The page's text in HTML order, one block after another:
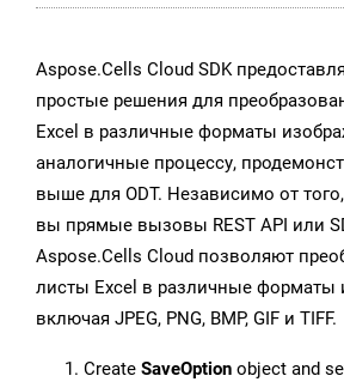
Aspose.Cells Cloud SDK
простые решения для
Excel в различные форматы
аналогичные процессу,
выше для ODT. Независимо от
вы прямые вызовы REST API или
Aspose.Cells Cloud позволяют
листы Excel в различные форматы
включая JPEG, PNG, BMP, GIF и TIFF.
Create SaveOption object and